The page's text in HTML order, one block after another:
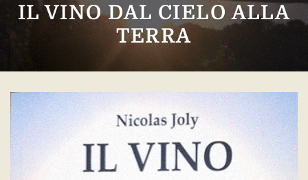
IL VINO DAL CIELO ALLA
TERRA